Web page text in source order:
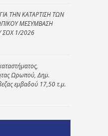
ΤΗΝ ΚΑΤΑΡΤΙΣΗ ΤΩΝ
ΜΕΣΥΜΒΑΣΗ
ΣΟΧ 1/2026
Ωρωπού, Δημ.
εμβαδού 17,50 τ.μ.